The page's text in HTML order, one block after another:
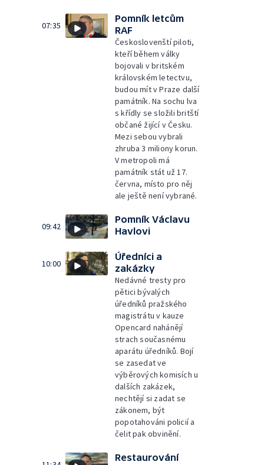
07:35
Pomník letcům
RAF
Českoslovenští piloti,
kteří během války
bojovali v britském
královském letectvu,
budou mít v Praze další
památník. Na sochu lva
s křídly se složili britští
občané žijící v Česku.
Mezi sebou vybrali
zhruba 3 miliony korun.
V metropoli má
památník stát už 17.
června, místo pro něj
ale ještě není vybrané.
09:42
Pomník Václavu
Havlovi
10:00
Úředníci a
zakázky
Nedávné tresty pro
pětici bývalých
úředníků pražského
magistrátu v kauze
Opencard nahánějí
strach současnému
aparátu úředníků. Bojí
se zasedat ve
výběrových komisích u
dalších zakázek,
nechtějí si zadat se
zákonem, být
popotahováni policií a
čelit pak obvinění.
Restaurování